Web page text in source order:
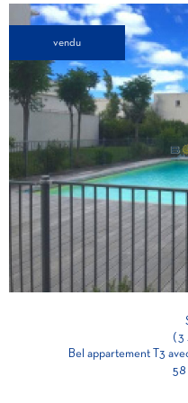
vendu
Bel appartement T3
58